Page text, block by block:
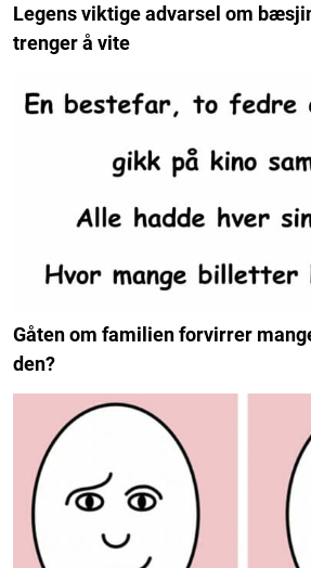
Legens viktige advarsel om
trenger å vite
Gåten om familien forvirrer
den?